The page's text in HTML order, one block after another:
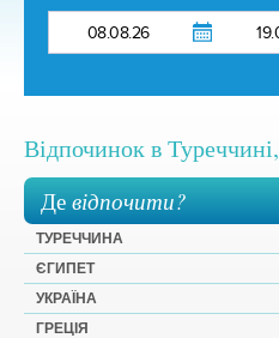
Відпочинок в
Девідпочити?
ТУРЕЧЧИНА
ЄГИПЕТ
УКРАЇНА
ГРЕЦІЯ